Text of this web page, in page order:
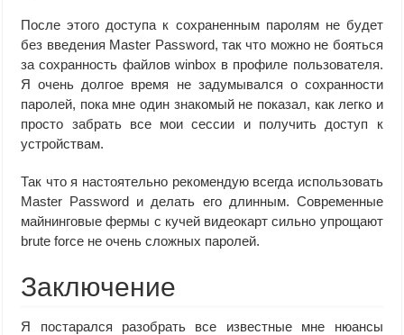
После этого доступа к сохраненным паролям не будет
без введения Master Password, так что можно не бояться
за сохранность файлов winbox в профиле пользователя.
Я очень долгое время не задумывался о сохранности
паролей, пока мне один знакомый не показал, как легко и
просто забрать все мои сессии и получить доступ к
устройствам.
Так что я настоятельно рекомендую всегда использовать
Master Password и делать его длинным. Современные
майнинговые фермы с кучей видеокарт сильно упрощают
brute force не очень сложных паролей.
Заключение
Я постарался разобрать все известные мне нюансы